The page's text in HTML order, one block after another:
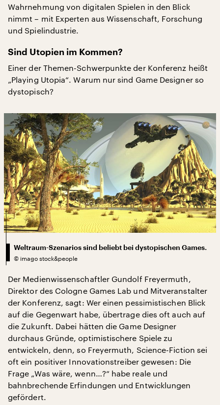
Wahrnehmung von digitalen Spielen in den Blick
nimmt – mit Experten aus Wissenschaft, Forschung
und Spielindustrie.
Sind Utopien im Kommen?
Einer der Themen-Schwerpunkte der Konferenz heißt
„Playing Utopia“. Warum nur sind Game Designer so
dystopisch?
Weltraum-Szenarios sind beliebt bei dystopischen Games.
© imago stock&people
Der Medienwissenschaftler Gundolf Freyermuth,
Direktor des Cologne Games Lab und Mitveranstalter
der Konferenz, sagt: Wer einen pessimistischen Blick
auf die Gegenwart habe, übertrage dies oft auch auf
die Zukunft. Dabei hätten die Game Designer
durchaus Gründe, optimistischere Spiele zu
entwickeln, denn, so Freyermuth, Science-Fiction sei
oft ein positiver Innovationstreiber gewesen: Die
Frage „Was wäre, wenn…?“ habe reale und
bahnbrechende Erfindungen und Entwicklungen
gefördert.